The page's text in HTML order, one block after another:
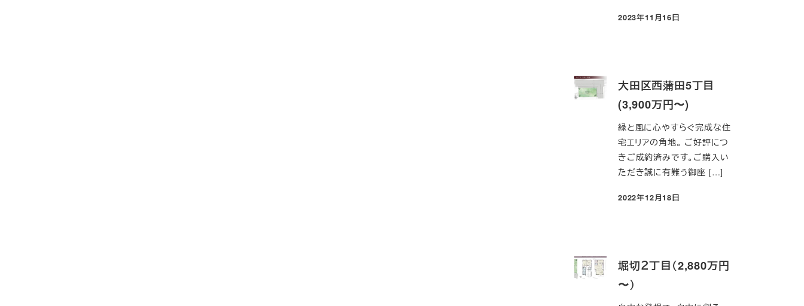
投稿日
2023年11月16日
大田区西蒲田5丁目
(3,900万円〜)
緑と風に心やすらぐ完成な住
宅エリアの角地。 ご好評につ
きご成約済みです。ご購入い
ただき誠に有難う御座 […]
投稿日
2022年12月18日
堀切２丁目（2,880万円
〜）